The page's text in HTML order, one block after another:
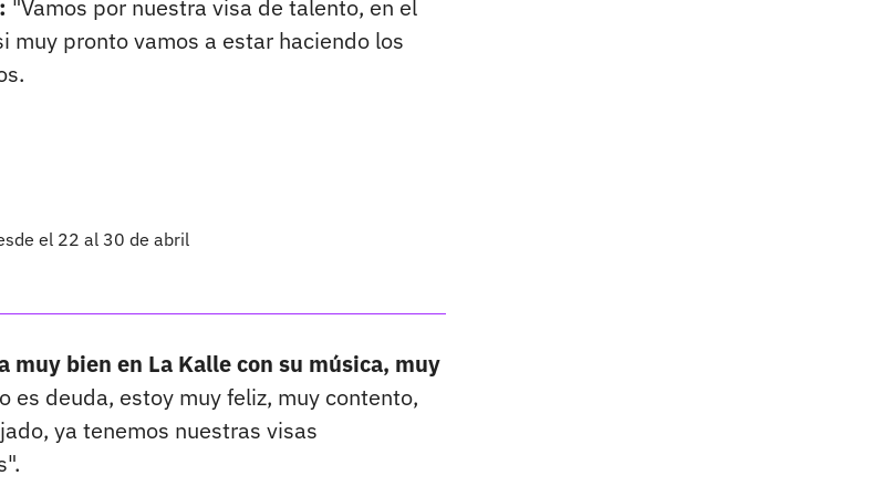
"Vamos por nuestra visa de talento, en el
muy pronto vamos a estar haciendo los
el 22 al 30 de abril
muy bien en La Kalle con su música, muy
es deuda, estoy muy feliz, muy contento,
ya tenemos nuestras visas